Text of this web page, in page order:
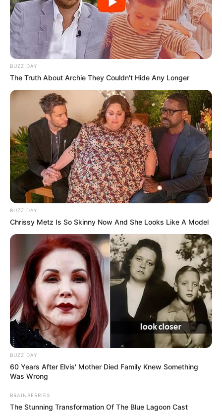
BUZZ DAY
The Truth About Archie They Couldn't Hide Any Longer
BUZZ DAY
Chrissy Metz Is So Skinny Now And She Looks Like A Model
BUZZ DAY
60 Years After Elvis' Mother Died Family Knew Something
Was Wrong
BRAINBERRIES
The Stunning Transformation Of The Blue Lagoon Cast